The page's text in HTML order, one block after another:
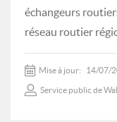
échangeurs
réseau routier
Mise à jour: 14/07/
Service public de